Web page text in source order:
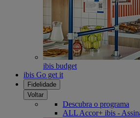
ibis budget
ibis Go get it
Fidelidade
Voltar
Descubra o programa
ALL Accor+ ibis -